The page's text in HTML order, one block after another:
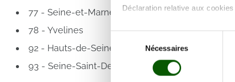
Déclaration relative aux
Si vous le permettez, nous
Collecter des
digitales).
du
consentement
Nécessaires
77 - Seine-et-Marne
78 - Yvelines
92 - Hauts-de-Seine
93 - Seine-Saint-Denis